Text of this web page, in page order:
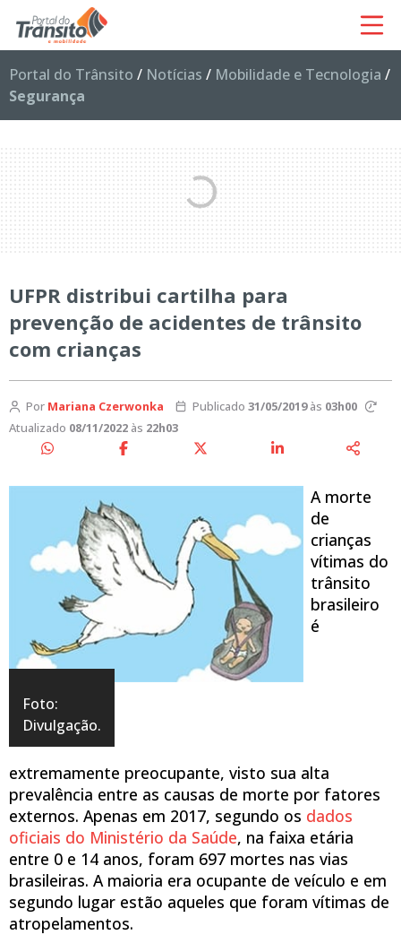
Portal do Trânsito / Notícias / Mobilidade e Tecnologia /
Segurança
UFPR distribui cartilha para
prevenção de acidentes de trânsito
com crianças
Por Mariana Czerwonka Publicado 31/05/2019às 03h00
Atualizado 08/11/2022 às 22h03
Foto:
Divulgação.
A morte
de
crianças
vítimas do
trânsito
brasileiro
é
extremamente preocupante, visto sua alta
prevalência entre as causas de morte por fatores
externos. Apenas em 2017, segundo os dados
oficiais do Ministério da Saúde, na faixa etária
entre 0 e 14 anos, foram 697 mortes nas vias
brasileiras. A maioria era ocupante de veículo e em
segundo lugar estão aqueles que foram vítimas de
atropelamentos.